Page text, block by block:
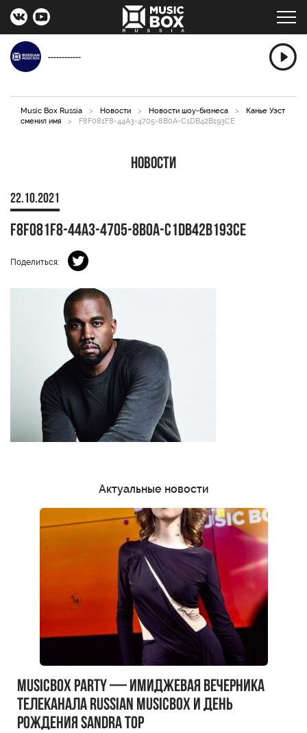
------------
Music Box Russia > Новости > Новости шоу-бизнеса >
Канье Уэст
сменил имя
> F8F081F8-44A3-4705-8B0A-C1DB42B193CE
Новости
22.10.2021
F8F081F8-44A3-4705-8B0A-C1DB42B193CE
Поделиться:
Актуальные новости
MUSICBOX PARTY — имиджевая вечерника
телеканала RUSSIAN MUSICBOX и день
рождения Sandra Top